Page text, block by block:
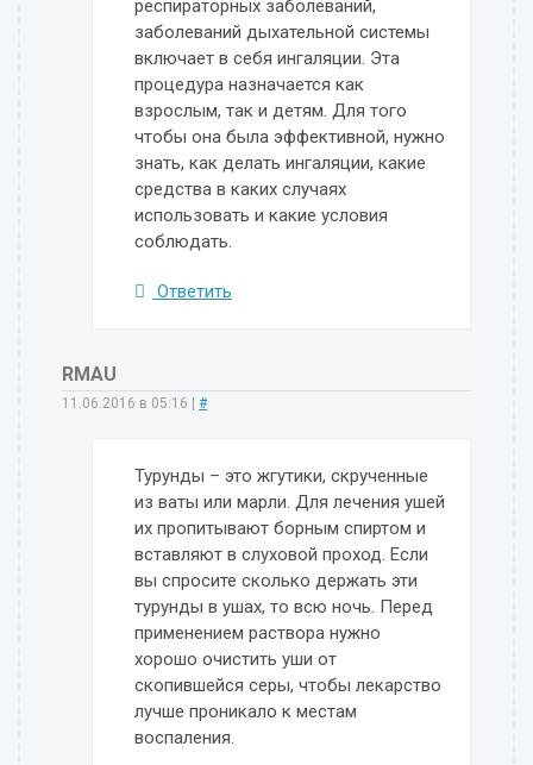
респираторных заболеваний,
заболеваний дыхательной системы
включает в себя ингаляции. Эта
процедура назначается как
взрослым, так и детям. Для того
чтобы она была эффективной, нужно
знать, как делать ингаляции, какие
средства в каких случаях
использовать и какие условия
соблюдать.
Ответить
RMAU
11.06.2016 в 05:16 #
Турунды – это жгутики, скрученные
из ваты или марли. Для лечения ушей
их пропитывают борным спиртом и
вставляют в слуховой проход. Если
вы спросите сколько держать эти
турунды в ушах, то всю ночь. Перед
применением раствора нужно
хорошо очистить уши от
скопившейся серы, чтобы лекарство
лучше проникало к местам
воспаления.